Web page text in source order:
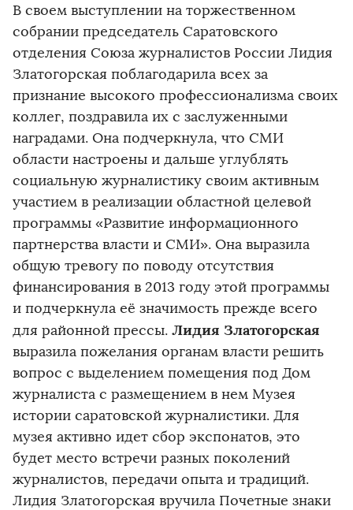
В своем выступлении на торжественном
собрании председатель Саратовского
отделения Союза журналистов России Лидия
Златогорская поблагодарила всех за
признание высокого профессионализма своих
коллег, поздравила их с заслуженными
наградами. Она подчеркнула, что СМИ
области настроены и дальше углублять
социальную журналистику своим активным
участием в реализации областной целевой
программы «Развитие информационного
партнерства власти и СМИ». Она выразила
общую тревогу по поводу отсутствия
финансирования в 2013 году этой программы
и подчеркнула её значимость прежде всего
для районной прессы. Лидия Златогорская
выразила пожелания органам власти решить
вопрос с выделением помещения под Дом
журналиста с размещением в нем Музея
истории саратовской журналистики. Для
музея активно идет сбор экспонатов, это
будет место встречи разных поколений
журналистов, передачи опыта и традиций.
Лидия Златогорская вручила Почетные знаки